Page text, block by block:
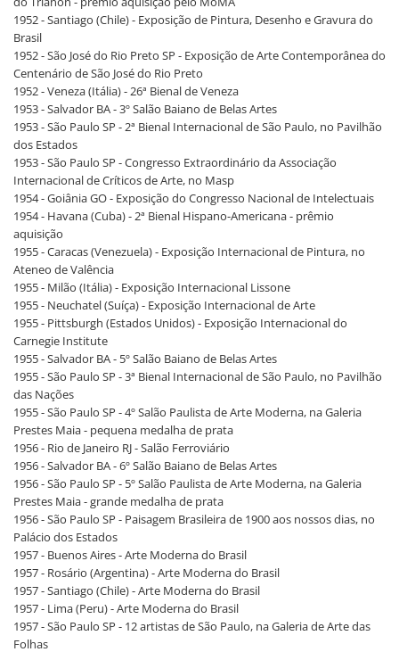
1952 - Santiago (Chile) - Exposição de Pintura, Desenho e Gravura do
Brasil
1952 - São José do Rio Preto SP - Exposição de Arte Contemporânea do
Centenário de São José do Rio Preto
1952 - Veneza (Itália) - 26ª Bienal de Veneza
1953 - Salvador BA - 3º Salão Baiano de Belas Artes
1953 - São Paulo SP - 2ª Bienal Internacional de São Paulo, no Pavilhão
dos Estados
1953 - São Paulo SP - Congresso Extraordinário da Associação
Internacional de Críticos de Arte, no Masp
1954 - Goiânia GO - Exposição do Congresso Nacional de Intelectuais
1954 - Havana (Cuba) - 2ª Bienal Hispano-Americana - prêmio
aquisição
1955 - Caracas (Venezuela) - Exposição Internacional de Pintura, no
Ateneo de Valência
1955 - Milão (Itália) - Exposição Internacional Lissone
1955 - Neuchatel (Suíça) - Exposição Internacional de Arte
1955 - Pittsburgh (Estados Unidos) - Exposição Internacional do
Carnegie Institute
1955 - Salvador BA - 5º Salão Baiano de Belas Artes
1955 - São Paulo SP - 3ª Bienal Internacional de São Paulo, no Pavilhão
das Nações
1955 - São Paulo SP - 4º Salão Paulista de Arte Moderna, na Galeria
Prestes Maia - pequena medalha de prata
1956 - Rio de Janeiro RJ - Salão Ferroviário
1956 - Salvador BA - 6º Salão Baiano de Belas Artes
1956 - São Paulo SP - 5º Salão Paulista de Arte Moderna, na Galeria
Prestes Maia - grande medalha de prata
1956 - São Paulo SP - Paisagem Brasileira de 1900 aos nossos dias, no
Palácio dos Estados
1957 - Buenos Aires - Arte Moderna do Brasil
1957 - Rosário (Argentina) - Arte Moderna do Brasil
1957 - Santiago (Chile) - Arte Moderna do Brasil
1957 - Lima (Peru) - Arte Moderna do Brasil
1957 - São Paulo SP - 12 artistas de São Paulo, na Galeria de Arte das
Folhas